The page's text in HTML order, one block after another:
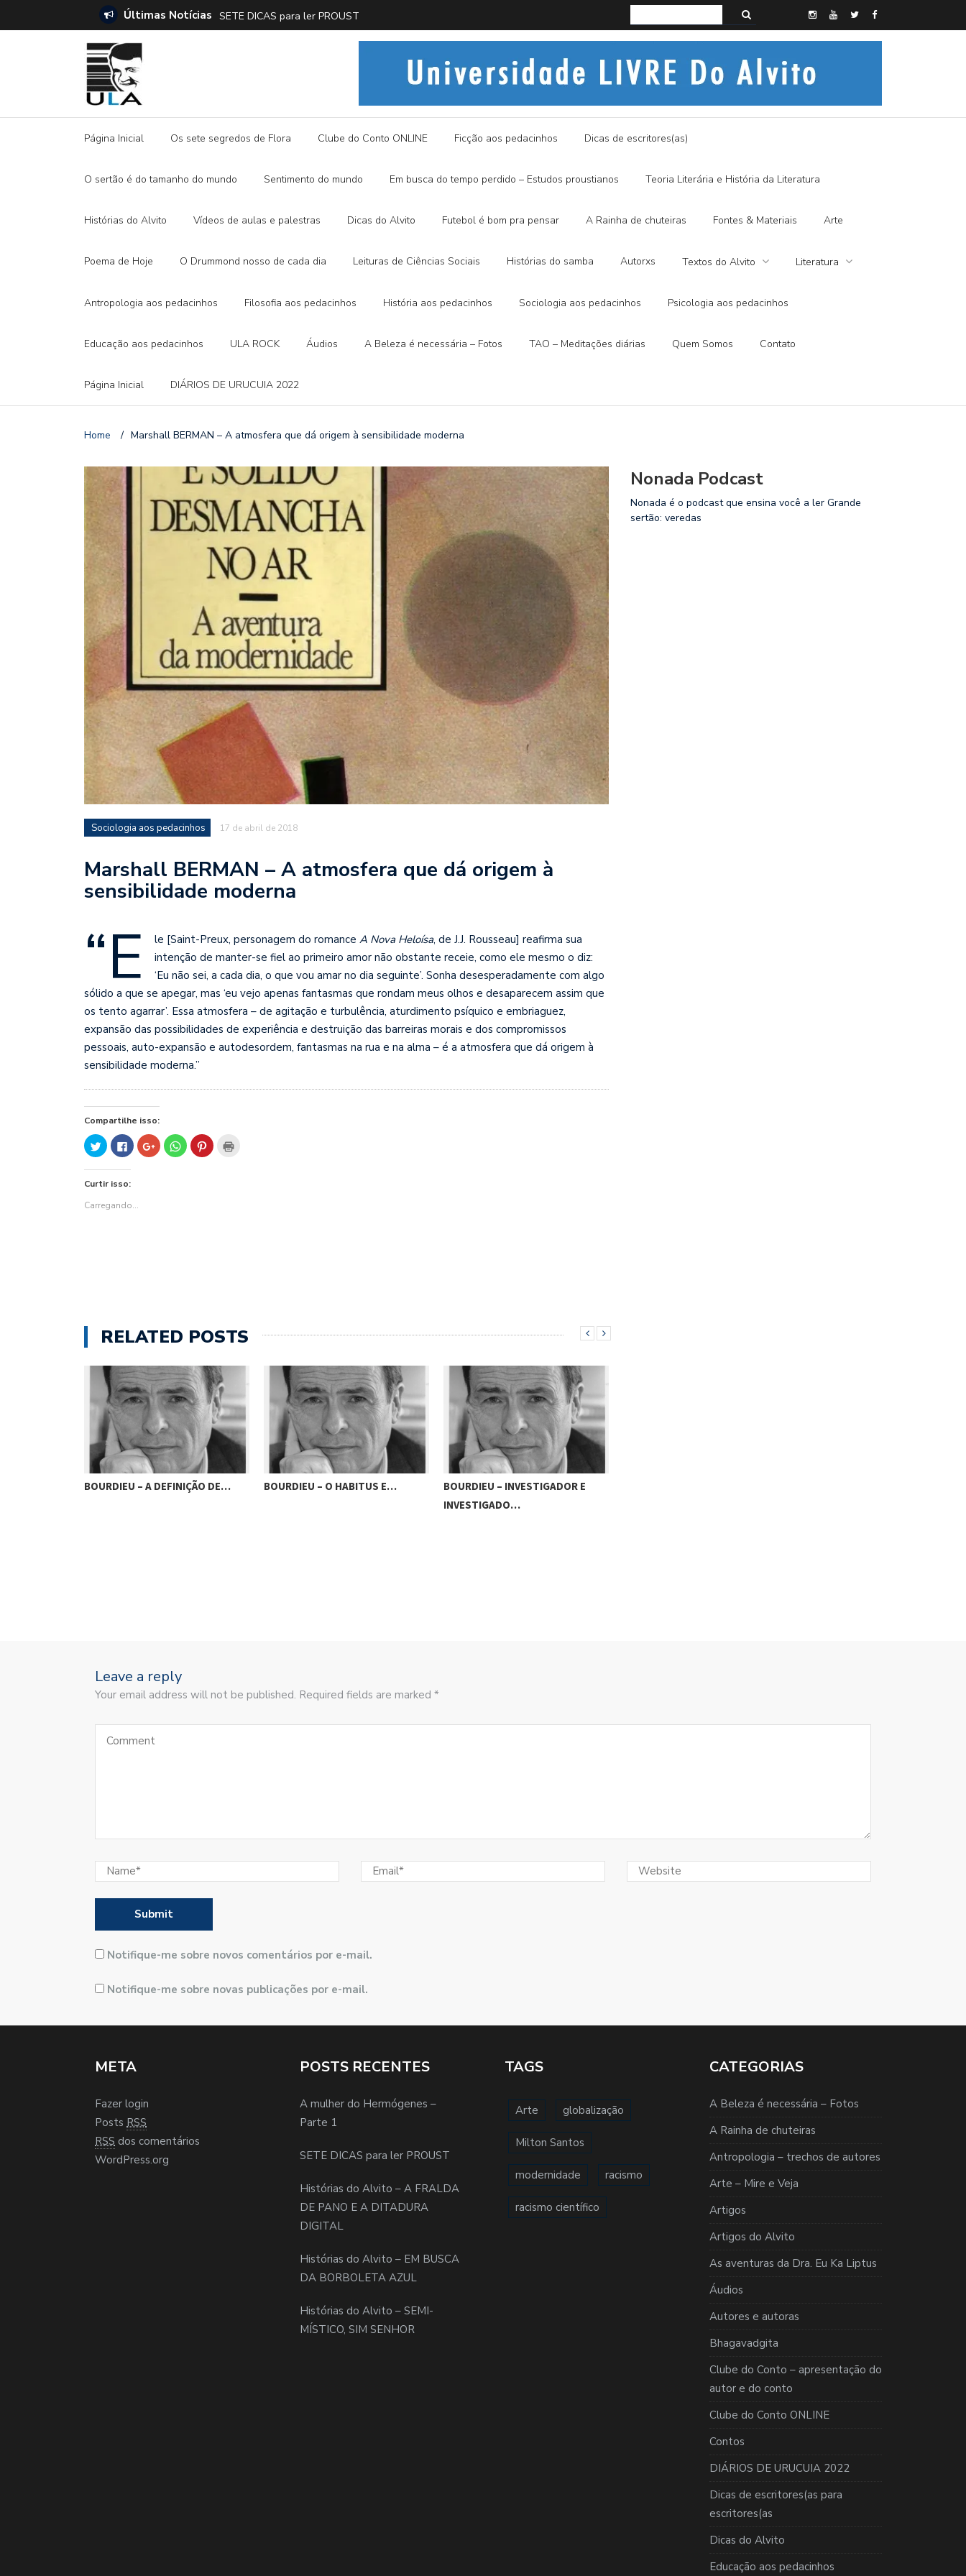
Últimas NotíciasSETE DICAS para ler PROUST Histórias do Alvito – A FRALDA DE PANO E A DITADURA DIGITAL
Página Inicial Os sete segredos de Flora Clube do Conto ONLINE Ficção aos pedacinhos Dicas de escritores(as)
O sertão é do tamanho do mundo Sentimento do mundo Em busca do tempo perdido – Estudos proustianos Teoria Literária e História da Literatura
Histórias do Alvito Vídeos de aulas e palestras Dicas do Alvito Futebol é bom pra pensar A Rainha de chuteiras Fontes & Materiais Arte
Poema de Hoje O Drummond nosso de cada dia Leituras de Ciências Sociais Histórias do samba Autorxs Textos do Alvito Literatura
Antropologia aos pedacinhos Filosofia aos pedacinhos História aos pedacinhos Sociologia aos pedacinhos Psicologia aos pedacinhos
Educação aos pedacinhos ULA ROCK Áudios A Beleza é necessária – Fotos TAO – Meditações diárias Quem Somos Contato
Página Inicial DIÁRIOS DE URUCUIA 2022
Home / Marshall BERMAN – A atmosfera que dá origem à sensibilidade moderna
Sociologia aos pedacinhos 17 de abril de 2018
Marshall BERMAN – A atmosfera que dá origem à
sensibilidade moderna
“E le [Saint-Preux, personagem do romance A Nova Heloísa, de J.J. Rousseau] reafirma sua
intenção de manter-se fiel ao primeiro amor não obstante receie, como ele mesmo o diz:
‘Eu não sei, a cada dia, o que vou amar no dia seguinte’. Sonha desesperadamente com algo
sólido a que se apegar, mas ‘eu vejo apenas fantasmas que rondam meus olhos e desaparecem assim que
os tento agarrar’. Essa atmosfera – de agitação e turbulência, aturdimento psíquico e embriaguez,
expansão das possibilidades de experiência e destruição das barreiras morais e dos compromissos
pessoais, auto-expansão e autodesordem, fantasmas na rua e na alma – é a atmosfera que dá origem à
sensibilidade moderna.”
Compartilhe isso:
Clique
para
compartilhar
no
em
janela)
Clique
para
compartilhar
no
em
janela)
Compartilhe
no
Google+
Clique
para
compartilhar
Clique
para
Curtir isso:
Carregando...
RELATED POSTS
BOURDIEU – A DEFINIÇÃO DE… BOURDIEU – O HABITUS E…
BOURDIEU – INVESTIGADOR E
INVESTIGADO…
Nonada Podcast
Nonada é o podcast que ensina você a ler Grande
sertão: veredas
Leave a reply
Your email address will not be published. Required fields are marked *
Notifique-me sobre novos comentários por e-mail.
Notifique-me sobre novas publicações por e-mail.
META
Fazer login
Posts RSS
RSS dos comentários
WordPress.org
POSTS RECENTES
A mulher do Hermógenes –
Parte 1
SETE DICAS para ler PROUST
Histórias do Alvito – A FRALDA
DE PANO E A DITADURA
DIGITAL
Histórias do Alvito – EM BUSCA
DA BORBOLETA AZUL
Histórias do Alvito – SEMI-
MÍSTICO, SIM SENHOR
TAGS
Arte globalização
Milton Santos
modernidade racismo
racismo científico
CATEGORIAS
A Beleza é necessária – Fotos
A Rainha de chuteiras
Antropologia – trechos de autores
Arte – Mire e Veja
Artigos
Artigos do Alvito
As aventuras da Dra. Eu Ka Liptus
Áudios
Autores e autoras
Bhagavadgita
Clube do Conto – apresentação do
autor e do conto
Clube do Conto ONLINE
Contos
DIÁRIOS DE URUCUIA 2022
Dicas de escritores(as para
escritores(as
Dicas do Alvito
Educação aos pedacinhos